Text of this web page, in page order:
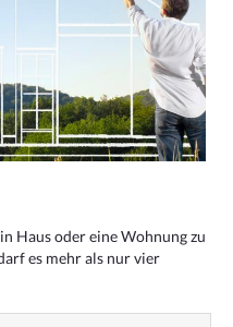
Haus oder eine Wohnung zu
es mehr als nur vier